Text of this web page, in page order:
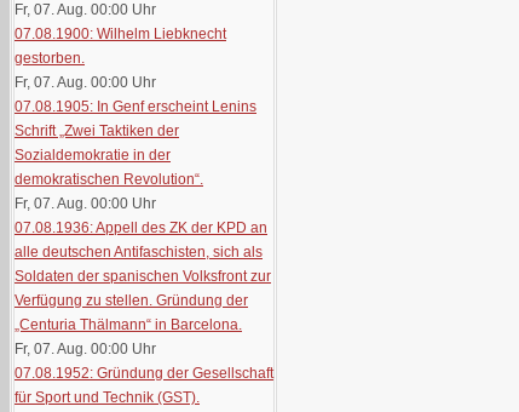
Fr, 07. Aug. 00:00 Uhr
07.08.1900: Wilhelm Liebknecht
gestorben.
Fr, 07. Aug. 00:00 Uhr
07.08.1905: In Genf erscheint Lenins
Schrift „Zwei Taktiken der
Sozialdemokratie in der
demokratischen Revolution“.
Fr, 07. Aug. 00:00 Uhr
07.08.1936: Appell des ZK der KPD an
alle deutschen Antifaschisten, sich als
Soldaten der spanischen Volksfront zur
Verfügung zu stellen. Gründung der
„Centuria Thälmann“ in Barcelona.
Fr, 07. Aug. 00:00 Uhr
07.08.1952: Gründung der Gesellschaft
für Sport und Technik (GST).